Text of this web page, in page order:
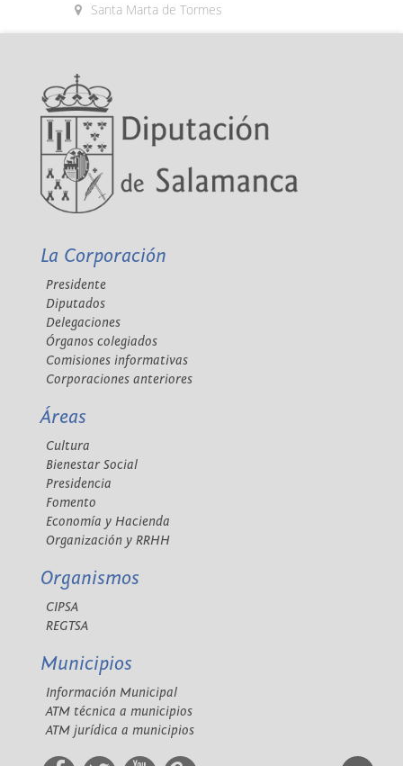
Santa Marta de Tormes
La Corporación
Presidente
Diputados
Delegaciones
Órganos colegiados
Comisiones informativas
Corporaciones anteriores
Áreas
Cultura
Bienestar Social
Presidencia
Fomento
Economía y Hacienda
Organización y RRHH
Organismos
CIPSA
REGTSA
Municipios
Información Municipal
ATM técnica a municipios
ATM jurídica a municipios